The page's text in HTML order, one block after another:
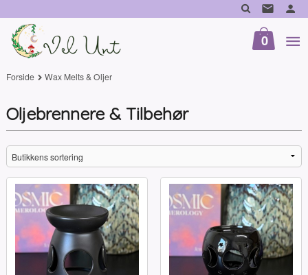
til
innholdet
0
Forside Wax Melts & Oljer
Oljebrennere & Tilbehør